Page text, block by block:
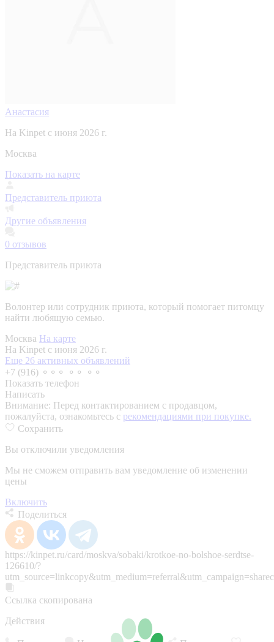
Анастасия
На Kinpet c июня 2026 г.
Москва
Показать на карте
Представитель приюта
Другие объявления
0 отзывов
Представитель приюта
Волонтер или сотрудник приюта, который помогает питомцу
найти любящую семью.
Москва На карте
На Kinpet c июня 2026 г.
Еще 26 активных объявлений
+7 (916) ⚬⚬⚬ ⚬⚬ ⚬⚬
Показать телефон
Написать
Внимание: Перед контактированием с продавцом,
пожалуйста, ознакомьтесь с рекомендациями при покупке.
Сохранить
Вы отключили уведомления
Мы не сможем отправить вам уведомление об изменении
цены
Включить
Поделиться
https://kinpet.ru/card/moskva/sobaki/krotkoe-no-bolshoe-serdtse-
126610/?
Ссылка скопирована
Действия